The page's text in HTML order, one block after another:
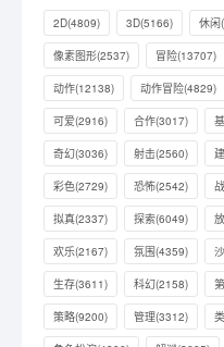
2D(4809) 3D(5166) 休闲
像素图形(2537) 冒险(13707)
动作(12138) 动作冒险(4829)
可爱(2916) 合作(3017)
奇幻(3036) 射击(2560)
彩色(2729) 恐怖(2542)
拟真(2337) 探索(6049)
欢乐(2167) 氛围(4359)
生存(3611) 科幻(2158)
策略(9200) 管理(3312)